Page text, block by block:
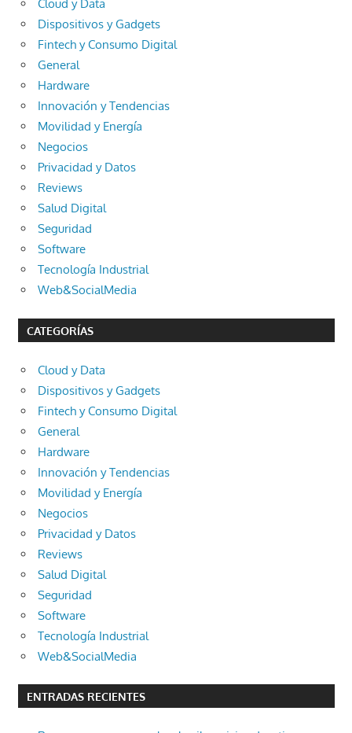
Cloud y Data
Dispositivos y Gadgets
Fintech y Consumo Digital
General
Hardware
Innovación y Tendencias
Movilidad y Energía
Negocios
Privacidad y Datos
Reviews
Salud Digital
Seguridad
Software
Tecnología Industrial
Web&SocialMedia
CATEGORÍAS
Cloud y Data
Dispositivos y Gadgets
Fintech y Consumo Digital
General
Hardware
Innovación y Tendencias
Movilidad y Energía
Negocios
Privacidad y Datos
Reviews
Salud Digital
Seguridad
Software
Tecnología Industrial
Web&SocialMedia
ENTRADAS RECIENTES